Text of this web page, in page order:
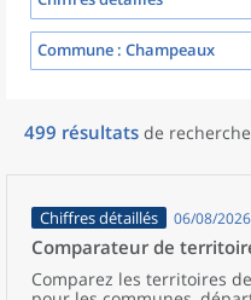
Commune : Champeaux
499 résultats de recherche
Chiffres détaillés 06/08/2026
Comparateur de
Comparez les territoires